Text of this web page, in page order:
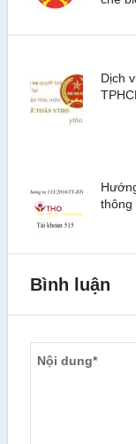
Dịch
thông
Bình luận